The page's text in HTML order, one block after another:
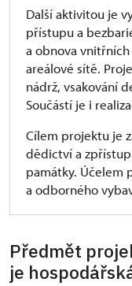
Další aktivitou je
přístupu a
a obnova
areálové sítě.
nádrž, vsakování
Součástí je i
Cílem projektu je
dědictví a
památky. Účelem
a odborného
Předmět
je